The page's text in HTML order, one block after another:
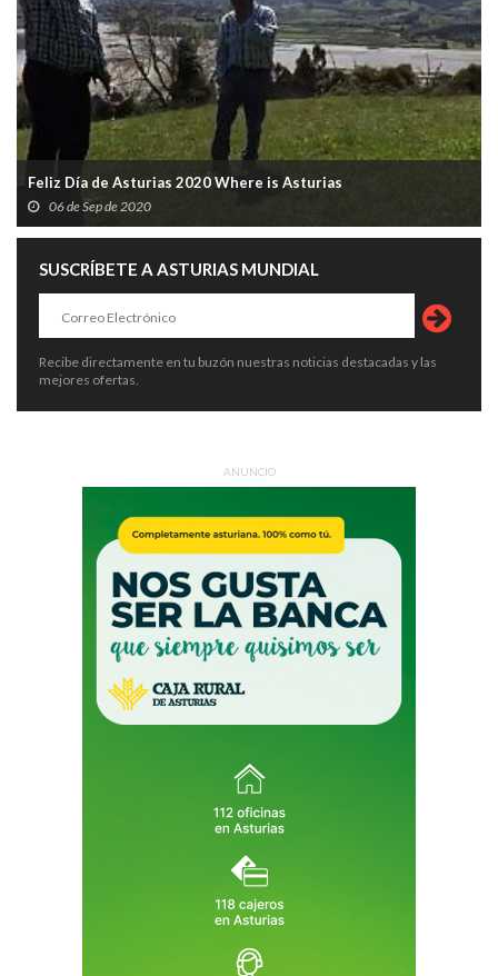
Feliz Día de Asturias 2020 Where is Asturias
06 de Sep de 2020
SUSCRÍBETE A ASTURIAS MUNDIAL
Recibe directamente en tu buzón nuestras noticias destacadas y las
mejores ofertas.
ANUNCIO